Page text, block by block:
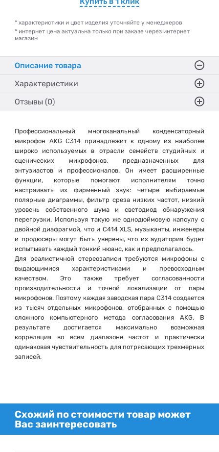
* характеристики и цвет изделия уточняйте у менеджеров
* интернет цена актуальна только при заказе через интернет
магазин
Описание товара
Характеристики
Отзывы (0)
Профессиональный многоканальный конденсаторный
микрофон AKG C314 принадлежит к одному из наиболее
широко используемых в отрасли семейств студийных и
сценических микрофонов, предназначенных для
энтузиастов и профессионалов. Он имеет расширенные
функции, которые помогают исполнителям точно
настраивать их фирменный звук: четыре выбираемые
полярные диаграммы, фильтр среза низких частот, низкий
уровень собственного шума и светодиод обнаружения
перегрузки. Используя такую ​​же однодюймовую капсулу с
двойной диафрагмой, что и C414 XLS, музыканты, инженеры
и продюсеры могут быть уверены, что их аудитория будет
испытывать каждый тонкий нюанс, как и предполагалось.
Для реалистичной стереозаписи требуются микрофоны с
выдающимися характеристиками и превосходным
качеством. Это также требует согласованности
производительности и точной локализации от пары
микрофонов. Поэтому каждая заводская пара C314 создается
из тысяч отдельных микрофонов, отобранных с помощью
сложного компьютерного метода согласования AKG. В
результате достигается максимально возможная
корреляция во всем диапазоне частот и практически
одинаковая чувствительность для потрясающих трехмерных
записей.
Схожий по стоимости товар может
Вас заинтересовать